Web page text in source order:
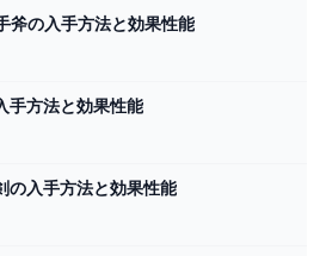
斧の入手方法と効果性能
手方法と効果性能
の入手方法と効果性能